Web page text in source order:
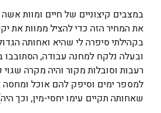
במצבים קיצוניים של חיים ומוות
את המחיר הזה כדי להציל ממוות את
בקהילתי סיפרה לי שהיא ואחותה
ובעלה נלקח למחנה עבודה, הסתובבו
רעבות וסובלות מקור והיה מקרה שגוי
למספר ימים וסיפק להם אוכל ומחסה
שאחותה תקיים עימו יחסי-מין, וכך